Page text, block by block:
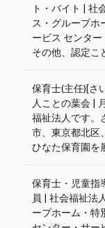
ト・バイト | 社
ス・グループホ
ービス センター
その他、認定こ
保育士(主任)[さ
人ことの葉会 |
福祉法人です。
市、東京都北区
ひなた保育園を
保育士・児童指
員 | 社会福祉法
ープホーム・特